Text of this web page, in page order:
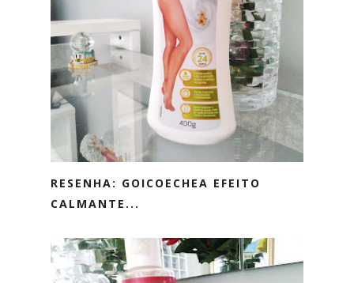
RESENHA: GOICOECHEA EFEITO
CALMANTE...